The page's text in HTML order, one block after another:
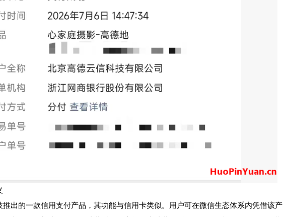
推出的一款信用支付产品，其功能与信用卡类似。用户可在微信生态体系内凭借该产